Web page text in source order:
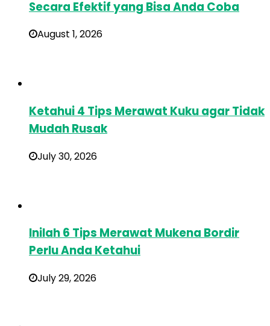
Secara Efektif yang Bisa Anda Coba
August 1, 2026
Ketahui 4 Tips Merawat Kuku agar Tidak
Mudah Rusak
July 30, 2026
Inilah 6 Tips Merawat Mukena Bordir
Perlu Anda Ketahui
July 29, 2026